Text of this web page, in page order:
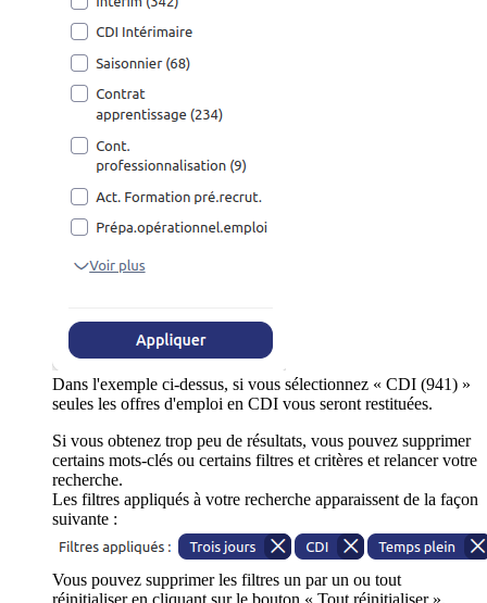
Dans l'exemple ci-dessus, si vous sélectionnez « CDI (941) »
seules les offres d'emploi en CDI vous seront restituées.
Si vous obtenez trop peu de résultats, vous pouvez supprimer
certains mots-clés ou certains filtres et critères et relancer votre
recherche.
Les filtres appliqués à votre recherche apparaissent de la façon
suivante :
Vous pouvez supprimer les filtres un par un ou tout
réinitialiser en cliquant sur le bouton « Tout réinitialiser ».